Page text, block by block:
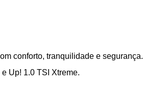
conforto, tranquilidade e segurança.
Up! 1.0 TSI Xtreme.